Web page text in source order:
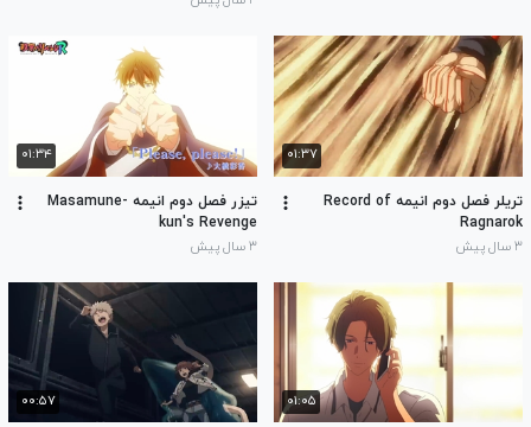
۰۱:۳۷
تریلر فصل دوم انیمه Record of
Ragnarok
۳ سال پیش
۰۱:۳۴
تیزر فصل دوم انیمه Masamune-
kun's Revenge
۳ سال پیش
۰۱:۰۵ ۰۰:۵۷